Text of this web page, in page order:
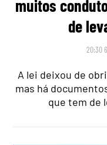
muitos
de
20:30
A lei deixou de
mas há
que tem de